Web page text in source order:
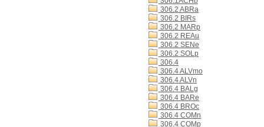
306.2 ABRa
306.2 BIRs
306.2 MARp
306.2 REAu
306.2 SENe
306.2 SOLp
306.4
306.4 ALVmo
306.4 ALVn
306.4 BALg
306.4 BARe
306.4 BROc
306.4 COMn
306.4 COMp